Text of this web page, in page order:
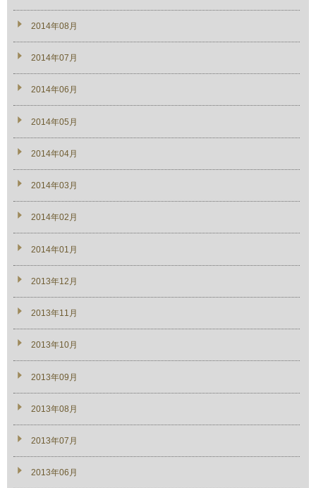
2014年08月
2014年07月
2014年06月
2014年05月
2014年04月
2014年03月
2014年02月
2014年01月
2013年12月
2013年11月
2013年10月
2013年09月
2013年08月
2013年07月
2013年06月